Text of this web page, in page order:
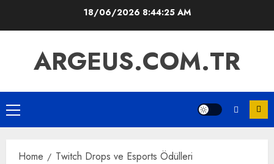
18/06/2026 8:44:26 AM
ARGEUS.COM.TR
Primary
Menu
Home Twitch Drops ve Esports Ödülleri